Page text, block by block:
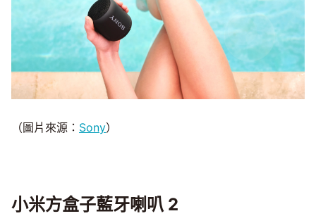
（圖片來源： Sony）
小米方盒子藍牙喇叭 2